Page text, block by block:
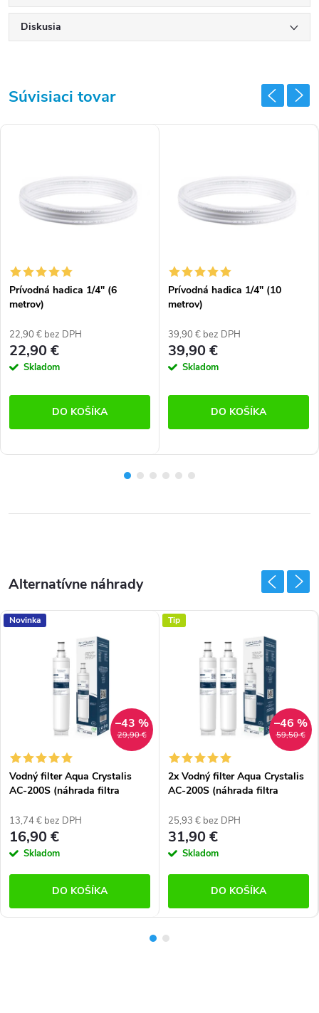
Diskusia
Súvisiaci tovar
Prívodná hadica 1/4" (6
metrov)
22,90 € bez DPH
22,90 €
Skladom
DO KOŠÍKA
Prívodná hadica 1/4" (10
metrov)
39,90 € bez DPH
39,90 €
Skladom
DO KOŠÍKA
Novinka
29,90 €
–43 %
Vodný filter Aqua Crystalis
AC-200S (náhrada filtra
13,74 € bez DPH
16,90 €
Skladom
DO KOŠÍKA
Tip
59,50 €
–46 %
2x Vodný filter Aqua Crystalis
AC-200S (náhrada filtra
25,93 € bez DPH
31,90 €
Skladom
DO KOŠÍKA